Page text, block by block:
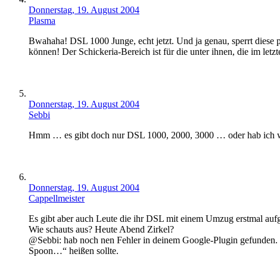
Donnerstag, 19. August 2004
Plasma
Bwahaha! DSL 1000 Junge, echt jetzt. Und ja genau, sperrt
können! Der Schickeria-Bereich ist für die unter ihnen, die im
Donnerstag, 19. August 2004
Sebbi
Hmm … es gibt doch nur DSL 1000, 2000, 3000 … oder hab ich
Donnerstag, 19. August 2004
Cappellmeister
Es gibt aber auch Leute die ihr DSL mit einem Umzug erstmal
Wie schauts aus? Heute Abend Zirkel?
@Sebbi: hab noch nen Fehler in deinem Google-Plugin
Spoon…“ heißen sollte.